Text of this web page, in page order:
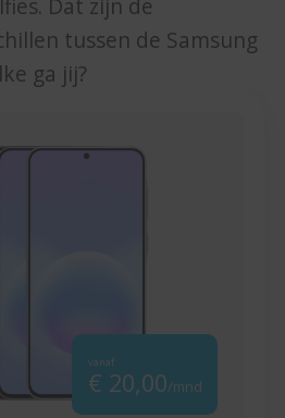
Dat zijn de
tussen de Samsung
ga jij?
vanaf
€ 20,00/mnd